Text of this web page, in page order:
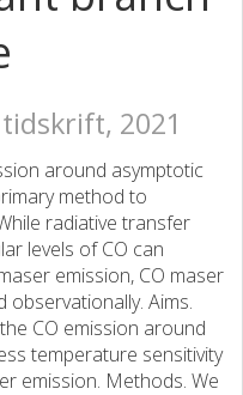
2021
around asymptotic
method to
radiative transfer
levels of CO can
emission, CO maser
Aims.
CO emission around
temperature sensitivity
emission. Methods. We